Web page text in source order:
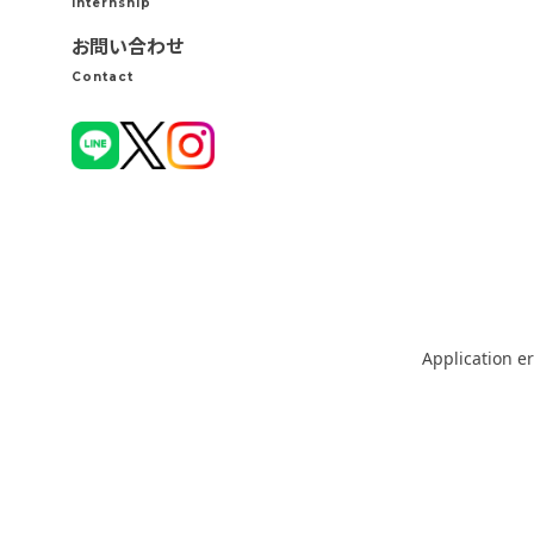
お問い合わせ
Contact
Application